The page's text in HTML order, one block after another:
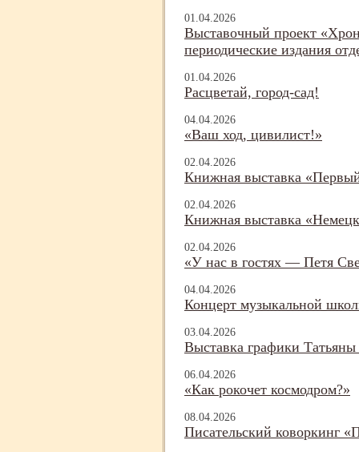
01.04.2026
Выставочный проект
периодические издания
01.04.2026
Расцветай, город-сад!
04.04.2026
«Ваш ход, цивилист!»
02.04.2026
Книжная выставка
02.04.2026
Книжная выставка
02.04.2026
«У нас в гостях — Петя
04.04.2026
Концерт музыкальной
03.04.2026
Выставка графики
06.04.2026
«Как рокочет космодром?»
08.04.2026
Писательский коворкинг